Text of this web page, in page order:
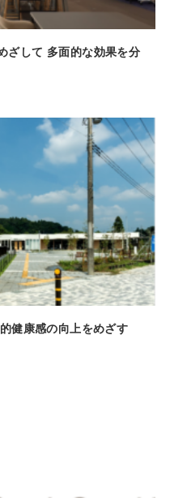
ざして 多面的な効果を分
健康感の向上をめざす